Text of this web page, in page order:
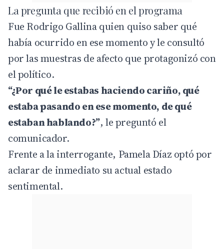
La pregunta que recibió en el programa
Fue Rodrigo Gallina quien quiso saber qué
había ocurrido en ese momento y le consultó
por las muestras de afecto que protagonizó con
el político.
“¿Por qué le estabas haciendo cariño, qué
estaba pasando en ese momento, de qué
estaban hablando?”, le preguntó el
comunicador.
Frente a la interrogante, Pamela Díaz optó por
aclarar de inmediato su actual estado
sentimental.